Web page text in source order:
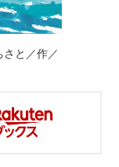
さと／作／